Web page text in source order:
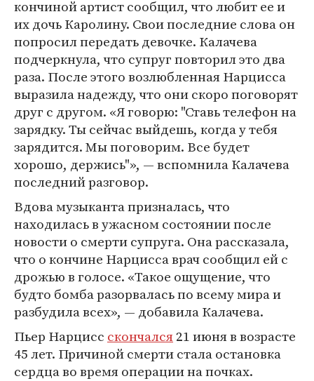
кончиной артист сообщил, что любит ее и
их дочь Каролину. Свои последние слова он
попросил передать девочке. Калачева
подчеркнула, что супруг повторил это два
раза. После этого возлюбленная Нарцисса
выразила надежду, что они скоро поговорят
друг с другом. «Я говорю: "Ставь телефон на
зарядку. Ты сейчас выйдешь, когда у тебя
зарядится. Мы поговорим. Все будет
хорошо, держись"», — вспомнила Калачева
последний разговор.
Вдова музыканта призналась, что
находилась в ужасном состоянии после
новости о смерти супруга. Она рассказала,
что о кончине Нарцисса врач сообщил ей с
дрожью в голосе. «Такое ощущение, что
будто бомба разорвалась по всему мира и
разбудила всех», — добавила Калачева.
Пьер Нарцисс скончался21 июня в возрасте
45 лет. Причиной смерти стала остановка
сердца во время операции на почках.